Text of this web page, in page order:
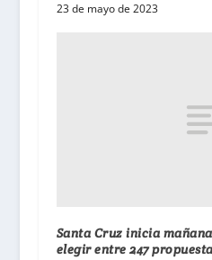
23 de mayo de 2023
Santa Cruz inicia
elegir entre 247